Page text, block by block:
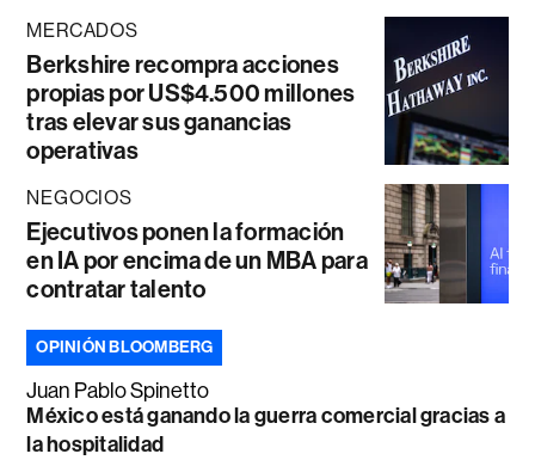
MERCADOS
Berkshire recompra acciones
propias por US$4.500 millones
tras elevar sus ganancias
operativas
NEGOCIOS
Ejecutivos ponen la formación
en IA por encima de un MBA para
contratar talento
OPINIÓN BLOOMBERG
Juan Pablo Spinetto
México está ganando la guerra comercial gracias a
la hospitalidad